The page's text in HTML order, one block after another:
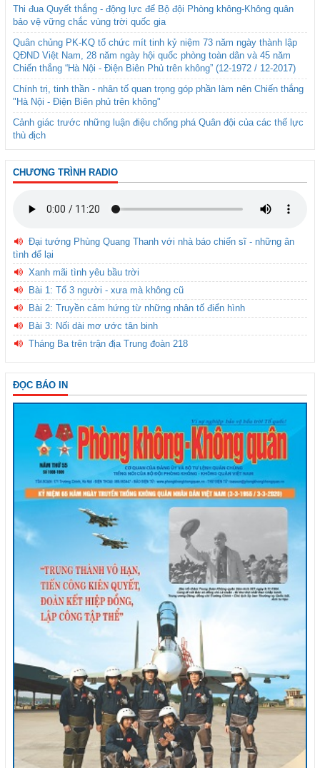
Thi đua Quyết thắng - động lực để Bộ đội Phòng không-Không quân
bảo vệ vững chắc vùng trời quốc gia
Quân chủng PK-KQ tổ chức mít tinh kỷ niệm 73 năm ngày thành lập
QĐND Việt Nam, 28 năm ngày hội quốc phòng toàn dân và 45 năm
Chiến thắng “Hà Nội - Điện Biên Phủ trên không” (12-1972 / 12-2017)
Chính trị, tinh thần - nhân tố quan trọng góp phần làm nên Chiến thắng
"Hà Nội - Điện Biên phủ trên không"
Cảnh giác trước những luận điệu chống phá Quân đội của các thế lực
thù địch
CHƯƠNG TRÌNH RADIO
Đại tướng Phùng Quang Thanh với nhà báo chiến sĩ - những ân
tình để lại
Xanh mãi tình yêu bầu trời
Bài 1: Tổ 3 người - xưa mà không cũ
Bài 2: Truyền cảm hứng từ những nhân tố điển hình
Bài 3: Nối dài mơ ước tân binh
Tháng Ba trên trận địa Trung đoàn 218
ĐỌC BÁO IN